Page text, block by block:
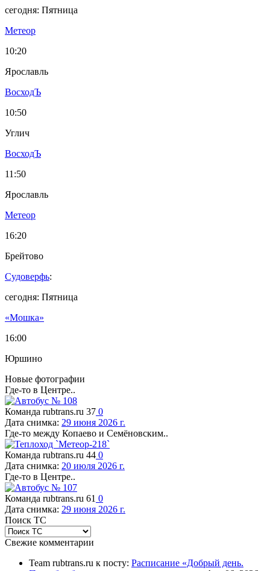
сегодня: Пятница
Метеор
10:20
Ярославль
ВосходЪ
10:50
Углич
ВосходЪ
11:50
Ярославль
Метеор
16:20
Брейтово
Судоверфь:
сегодня: Пятница
«Мошка»
16:00
Юршино
Новые фотографии
Где-то в Центре..
Команда rubtrans.ru 37 0
Дата снимка: 29 июня 2026 г.
Где-то между Копаево и Семёновским..
Команда rubtrans.ru 44 0
Дата снимка: 20 июля 2026 г.
Где-то в Центре..
Команда rubtrans.ru 61 0
Дата снимка: 29 июня 2026 г.
Поиск ТС
Свежие комментарии
Team rubtrans.ru к посту: Расписание «Добрый день.